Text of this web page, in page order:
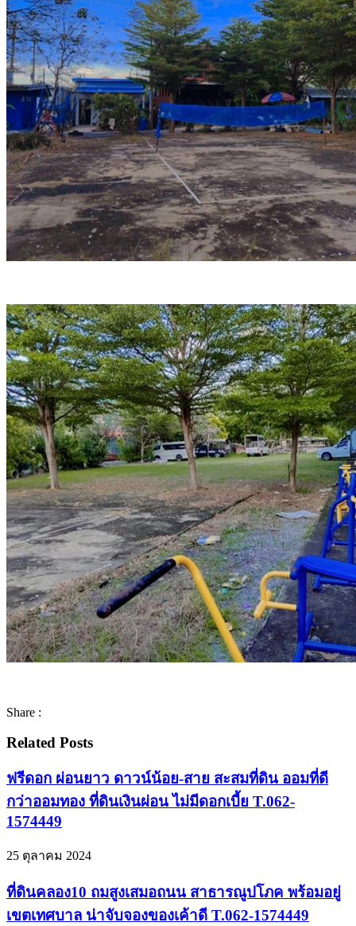
Share :
Related Posts
ฟรีดอก ผ่อนยาว ดาวน์น้อย-สาย สะสมที่ดิน ออมที่ดี
กว่าออมทอง ที่ดินเงินผ่อน ไม่มีดอกเบี้ย T.062-
1574449
25 ตุลาคม 2024
ที่ดินคลอง10 ถมสูงเสมอถนน สาธารณูปโภค พร้อมอยู่
เขตเทศบาล น่าจับจองของเค้าดี T.062-1574449